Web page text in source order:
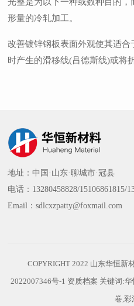
光整是为以下一种或数种目的
形量的冷轧加工。
改善镀锌钢板表面外观使其适
时产生的滑移线(吕德斯线)或将
地址：中国·山东·聊城市·冠县
电话：13280458828/15106861815/
Email：sdlcxzpatty@foxmail.com
COPYRIGHT 2022 山东华恒新
2022007346号-1 资质档案 关键词:
卷,彩